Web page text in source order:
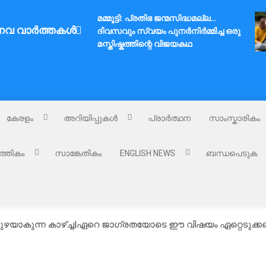
വാർത്തകൾ
മമ്മൂട്ടി: പ്രതിഭ ജന്മസിദ്ധമല്ല…
ദിവസവും സ്വയം പുനർനിർമ്മിച്ച ഒരു
മസ്തിഷ്കത്തിന്റെ വിജയകഥ
കേരളം അറിയിപ്പുകൾ പ്രാർത്ഥന സാംസ്കാരികം
സാങ്കേതികം ENGLISH NEWS ബന്ധപെടുക
കാഴ്ച്ച|ഏറെ ജാഗ്രതയോടെ ഈ വിഷയം